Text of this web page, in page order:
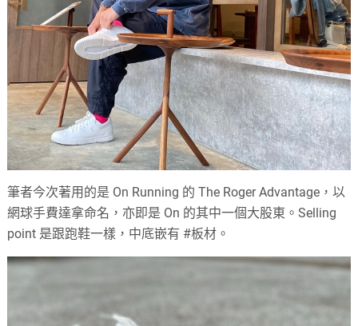
筆者今次著用的是 On Running 的 The Roger Advantage，以
網球手費達拿命名，亦即是 On 的其中一個大股東。Selling
point 是跟跑鞋一樣，中底嵌有 #板材。